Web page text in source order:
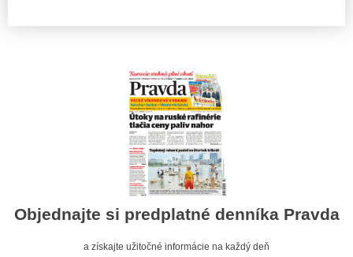
Objednajte si predplatné denníka Pravda
a získajte užitočné informácie na každý deň